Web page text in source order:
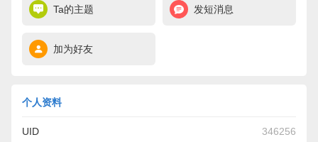
Ta的主题 发短消息
加为好友
个人资料
UID 346256